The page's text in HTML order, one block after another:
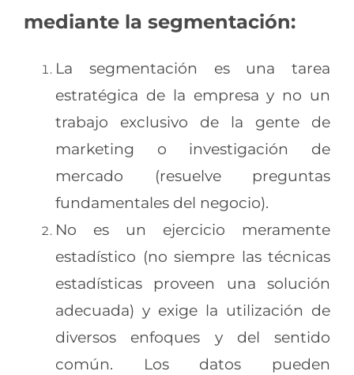
mediante la segmentación:
La segmentación es una tarea
estratégica de la empresa y no un
trabajo exclusivo de la gente de
marketing o investigación de
mercado (resuelve preguntas
fundamentales del negocio).
No es un ejercicio meramente
estadístico (no siempre las técnicas
estadísticas proveen una solución
adecuada) y exige la utilización de
diversos enfoques y del sentido
común. Los datos pueden